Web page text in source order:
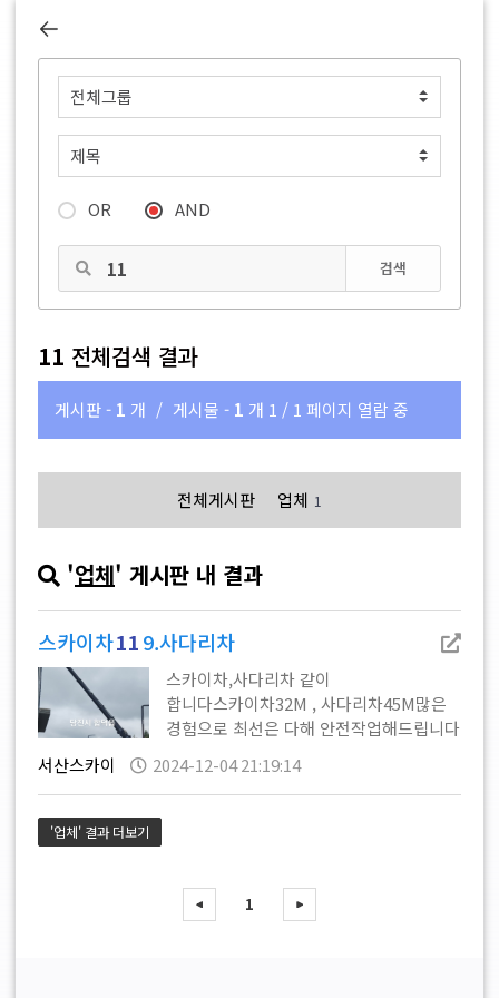
OR AND
검색
11 전체검색 결과
게시판 - 1 개 / 게시물 - 1 개 1 / 1 페이지 열람 중
전체게시판 업체 1
'업체' 게시판 내 결과
스카이차119.사다리차
스카이차,사다리차 같이
합니다스카이차32M , 사다리차45M많은
경험으로 최선은 다해 안전작업해드립니다
서산스카이
2024-12-04 21:19:14
'업체' 결과 더보기
1